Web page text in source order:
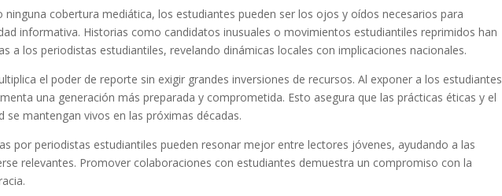
ninguna cobertura mediática, los estudiantes pueden ser los ojos y oídos necesarios para
informativa. Historias como candidatos inusuales o movimientos estudiantiles reprimidos han
a los periodistas estudiantiles, revelando dinámicas locales con implicaciones nacionales.
el poder de reporte sin exigir grandes inversiones de recursos. Al exponer a los estudiantes
una generación más preparada y comprometida. Esto asegura que las prácticas éticas y el
se mantengan vivos en las próximas décadas.
por periodistas estudiantiles pueden resonar mejor entre lectores jóvenes, ayudando a las
relevantes. Promover colaboraciones con estudiantes demuestra un compromiso con la